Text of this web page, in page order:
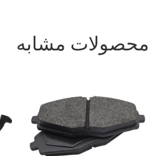
محصولات مشابه